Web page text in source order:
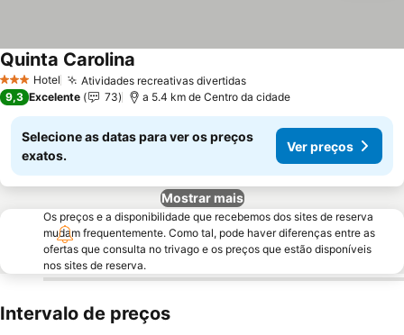
3 EstrelasHotel Atividades recreativas divertidasVer preços
Quinta Carolina
9,3 Excelente 73 a 5.4 km de Centro da cidade
Selecione as datas para ver os preços
exatos.
Ver preços
Mostrar mais
Os preços e a disponibilidade que recebemos dos sites de reserva
mudam frequentemente. Como tal, pode haver diferenças entre as
ofertas que consulta no trivago e os preços que estão disponíveis
nos sites de reserva.
Intervalo de preços